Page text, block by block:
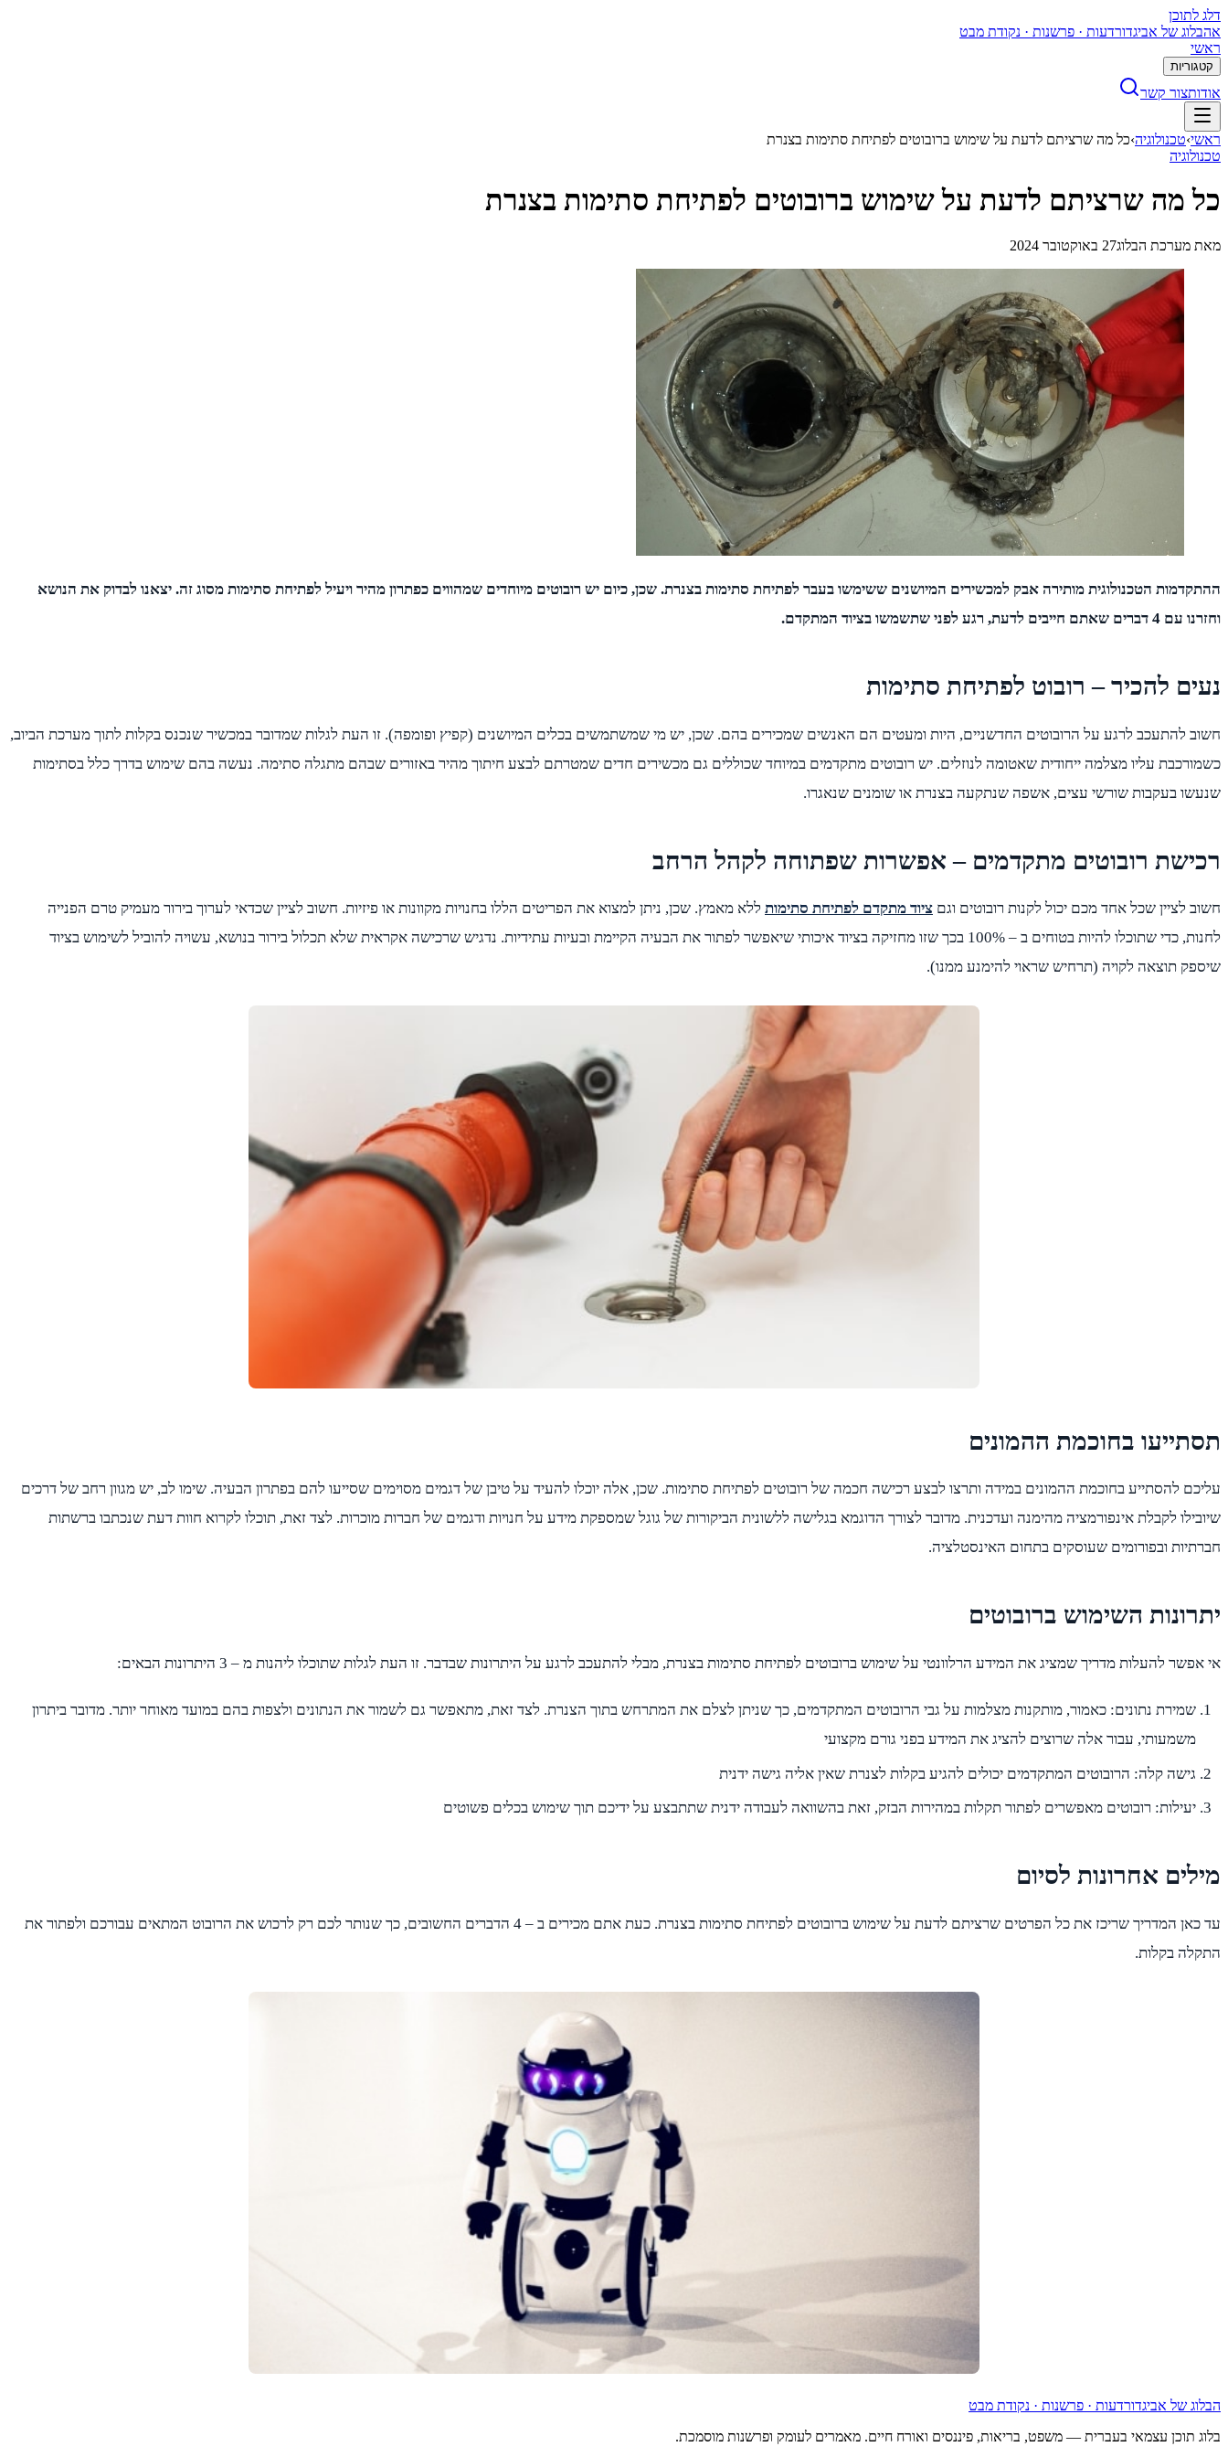
דלג לתוכן
אהבלוג של אביגדורדעות · פרשנות · נקודת מבט
ראשי
קטגוריות
אודותצור קשר
ראשי›טכנולוגיה›כל מה שרציתם לדעת על שימוש ברובוטים לפתיחת סתימות בצנרת
טכנולוגיה
כל מה שרציתם לדעת על שימוש ברובוטים לפתיחת סתימות בצנרת
מאת מערכת הבלוג27 באוקטובר 2024
ההתקדמות הטכנולוגית מותירה אבק למכשירים המיושנים ששימשו בעבר לפתיחת סתימות בצנרת. שכן, כיום יש רובוטים מיוחדים שמהווים כפתרון מהיר ויעיל לפתיחת סתימות מסוג זה. יצאנו לבדוק את הנושא
וחזרנו עם 4 דברים שאתם חייבים לדעת, רגע לפני שתשמשו בציוד המתקדם.
נעים להכיר – רובוט לפתיחת סתימות
חשוב להתעכב לרגע על הרובוטים החדשניים, היות ומעטים הם האנשים שמכירים בהם. שכן, יש מי שמשתמשים בכלים המיושנים (קפיץ ופומפה). זו העת לגלות שמדובר במכשיר שנכנס בקלות לתוך מערכת הביוב,
כשמורכבת עליו מצלמה ייחודית שאטומה לנוזלים. יש רובוטים מתקדמים במיוחד שכוללים גם מכשירים חדים שמטרתם לבצע חיתוך מהיר באזורים שבהם מתגלה סתימה. נעשה בהם שימוש בדרך כלל בסתימות
שנעשו בעקבות שורשי עצים, אשפה שנתקעה בצנרת או שומנים שנאגרו.
רכישת רובוטים מתקדמים – אפשרות שפתוחה לקהל הרחב
חשוב לציין שכל אחד מכם יכול לקנות רובוטים וגם ציוד מתקדם לפתיחת סתימות ללא מאמץ. שכן, ניתן למצוא את הפריטים הללו בחנויות מקוונות או פיזיות. חשוב לציין שכדאי לערוך בירור מעמיק טרם הפנייה
לחנות, כדי שתוכלו להיות בטוחים ב – 100% בכך שזו מחזיקה בציוד איכותי שיאפשר לפתור את הבעיה הקיימת ובעיות עתידיות. נדגיש שרכישה אקראית שלא תכלול בירור בנושא, עשויה להוביל לשימוש בציוד
שיספק תוצאה לקויה (תרחיש שראוי להימנע ממנו).
תסתייעו בחוכמת ההמונים
עליכם להסתייע בחוכמת ההמונים במידה ותרצו לבצע רכישה חכמה של רובוטים לפתיחת סתימות. שכן, אלה יוכלו להעיד על טיבן של דגמים מסוימים שסייעו להם בפתרון הבעיה. שימו לב, יש מגוון רחב של דרכים
שיובילו לקבלת אינפורמציה מהימנה ועדכנית. מדובר לצורך הדוגמא בגלישה ללשונית הביקורות של גוגל שמספקת מידע על חנויות ודגמים של חברות מוכרות. לצד זאת, תוכלו לקרוא חוות דעת שנכתבו ברשתות
חברתיות ובפורומים שעוסקים בתחום האינסטלציה.
יתרונות השימוש ברובוטים
אי אפשר להעלות מדריך שמציג את המידע הרלוונטי על שימוש ברובוטים לפתיחת סתימות בצנרת, מבלי להתעכב לרגע על היתרונות שבדבר. זו העת לגלות שתוכלו ליהנות מ – 3 היתרונות הבאים:
שמירת נתונים: כאמור, מותקנות מצלמות על גבי הרובוטים המתקדמים, כך שניתן לצלם את המתרחש בתוך הצנרת. לצד זאת, מתאפשר גם לשמור את הנתונים ולצפות בהם במועד מאוחר יותר. מדובר ביתרון
משמעותי, עבור אלה שרוצים להציג את המידע בפני גורם מקצועי
גישה קלה: הרובוטים המתקדמים יכולים להגיע בקלות לצנרת שאין אליה גישה ידנית
יעילות: רובוטים מאפשרים לפתור תקלות במהירות הבזק, זאת בהשוואה לעבודה ידנית שתתבצע על ידיכם תוך שימוש בכלים פשוטים
מילים אחרונות לסיום
עד כאן המדריך שריכז את כל הפרטים שרציתם לדעת על שימוש ברובוטים לפתיחת סתימות בצנרת. כעת אתם מכירים ב – 4 הדברים החשובים, כך שנותר לכם רק לרכוש את הרובוט המתאים עבורכם ולפתור את
התקלה בקלות.
הבלוג של אביגדורדעות · פרשנות · נקודת מבט
בלוג תוכן עצמאי בעברית — משפט, בריאות, פיננסים ואורח חיים. מאמרים לעומק ופרשנות מוסמכת.